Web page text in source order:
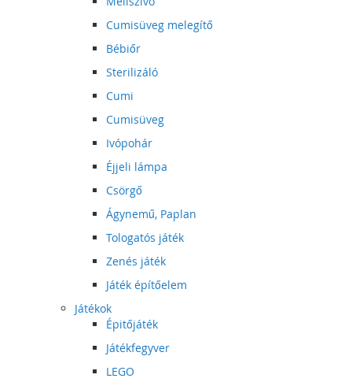
Cumisüveg melegítő
Bébiőr
Sterilizáló
Cumi
Cumisüveg
Ivópohár
Éjjeli lámpa
Csörgő
Ágynemű, Paplan
Tologatós játék
Zenés játék
Játék építőelem
Játékok
Épitőjáték
Játékfegyver
LEGO